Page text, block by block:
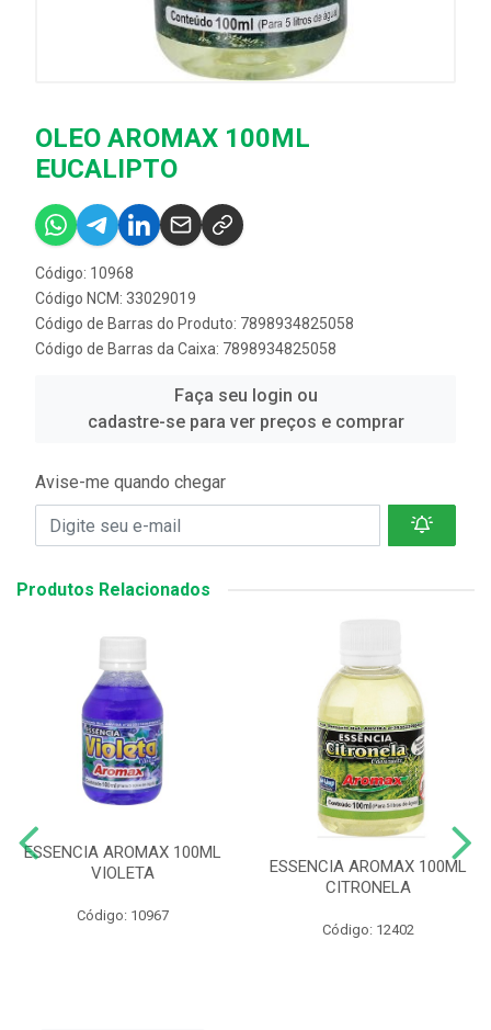
OLEO AROMAX 100ML
EUCALIPTO
Código: 10968
Código NCM: 33029019
Código de Barras do Produto: 7898934825058
Código de Barras da Caixa: 7898934825058
Faça seu login ou
cadastre-se para ver preços e comprar
Avise-me quando chegar
Produtos Relacionados
ESSENCIA AROMAX 100ML
VIOLETA
Código: 10967
ESSENCIA AROMAX 100ML
CITRONELA
Código: 12402